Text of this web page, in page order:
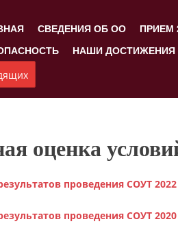
СВЕДЕНИЯ ОБ ОО ПРИЕМ
НАШИ ДОСТИЖЕНИЯ
оценка
проведения СОУТ 2022
проведения СОУТ 2020